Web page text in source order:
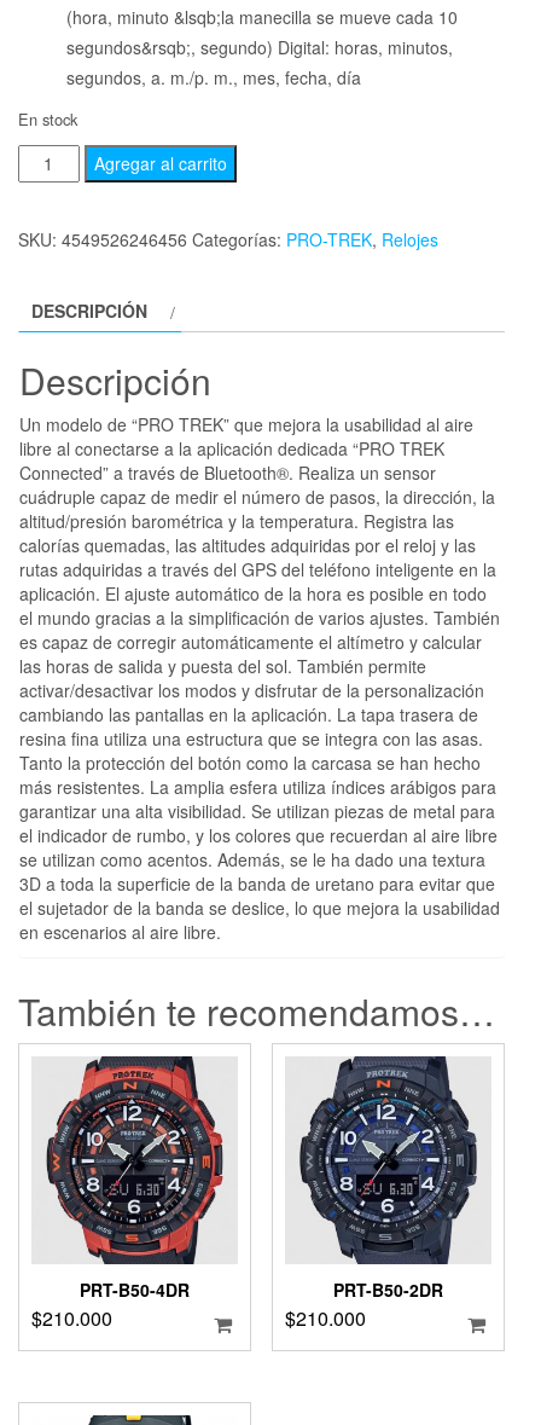
(hora, minuto &lsqb;la manecilla se mueve cada 10
segundos&rsqb;, segundo) Digital: horas, minutos,
segundos, a. m./p. m., mes, fecha, día
En stock
Agregar al carrito
SKU: 4549526246456 Categorías: PRO-TREK, Relojes
DESCRIPCIÓN
Descripción
Un modelo de “PRO TREK” que mejora la usabilidad al aire
libre al conectarse a la aplicación dedicada “PRO TREK
Connected” a través de Bluetooth®. Realiza un sensor
cuádruple capaz de medir el número de pasos, la dirección, la
altitud/presión barométrica y la temperatura. Registra las
calorías quemadas, las altitudes adquiridas por el reloj y las
rutas adquiridas a través del GPS del teléfono inteligente en la
aplicación. El ajuste automático de la hora es posible en todo
el mundo gracias a la simplificación de varios ajustes. También
es capaz de corregir automáticamente el altímetro y calcular
las horas de salida y puesta del sol. También permite
activar/desactivar los modos y disfrutar de la personalización
cambiando las pantallas en la aplicación. La tapa trasera de
resina fina utiliza una estructura que se integra con las asas.
Tanto la protección del botón como la carcasa se han hecho
más resistentes. La amplia esfera utiliza índices arábigos para
garantizar una alta visibilidad. Se utilizan piezas de metal para
el indicador de rumbo, y los colores que recuerdan al aire libre
se utilizan como acentos. Además, se le ha dado una textura
3D a toda la superficie de la banda de uretano para evitar que
el sujetador de la banda se deslice, lo que mejora la usabilidad
en escenarios al aire libre.
También te recomendamos…
PRT-B50-4DR
$210.000
PRT-B50-2DR
$210.000